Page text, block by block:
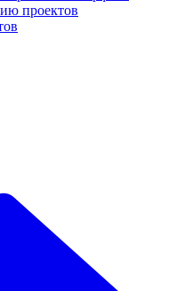
проектов